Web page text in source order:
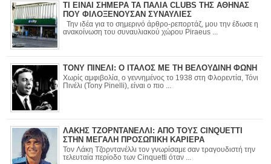
ΤΙ ΕΙΝΑΙ ΣΗΜΕΡΑ ΤΑ ΠΑΛΙΑ CLUBS ΤΗΣ ΑΘΗΝΑΣ
ΠΟΥ ΦΙΛΟΞΕΝΟΥΣΑΝ ΣΥΝΑΥΛΙΕΣ
Την ιδέα για το σημερινό άρθρο-ρεπορτάζ, μου την έδωσε η
ανακοίνωση του συναυλιακού χώρου Piraeus ...
ΤΟΝΥ ΠΙΝΕΛΙ: Ο ΙΤΑΛΟΣ ΜΕ ΤΗ ΒΕΛΟΥΔΙΝΗ ΦΩΝΗ
Χωρίς αμφιβολία, ο γεννημένος το 1938 στη Φλορεντία, Τόνι
Πινέλι (Tony Pinelli), είναι ο πιο ...
ΛΑΚΗΣ ΤΖΟΡΝΤΑΝΕΛΛΙ: ΑΠΟ ΤΟΥΣ CINQUETTI
ΣΤΗΝ ΜΕΓΑΛΗ ΠΡΟΣΩΠΙΚΗ ΚΑΡΙΕΡΑ
Τον Λάκη Τζορντανέλλι τον γνωρίσαμε σαν τραγουδιστή την
τελευταία περίοδο των Cinquetti όταν ...